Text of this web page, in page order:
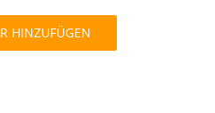
HINZUFÜGEN